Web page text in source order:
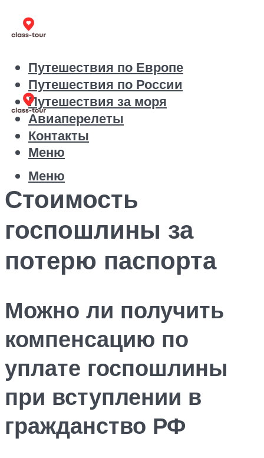
Путешествия по Европе
Путешествия по России
Путешествия за моря
Авиаперелеты
Контакты
Меню
Меню
Стоимость
госпошлины за
потерю паспорта
Можно ли получить
компенсацию по
уплате госпошлины
при вступлении в
гражданство РФ